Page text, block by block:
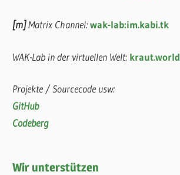
[m]Matrix Channel:wak-lab:im.kabi.tk
WAK-Lab in der virtuellen Welt: kraut.world
Projekte / Sourcecode usw:
GitHub
Codeberg
Wir unterstützen